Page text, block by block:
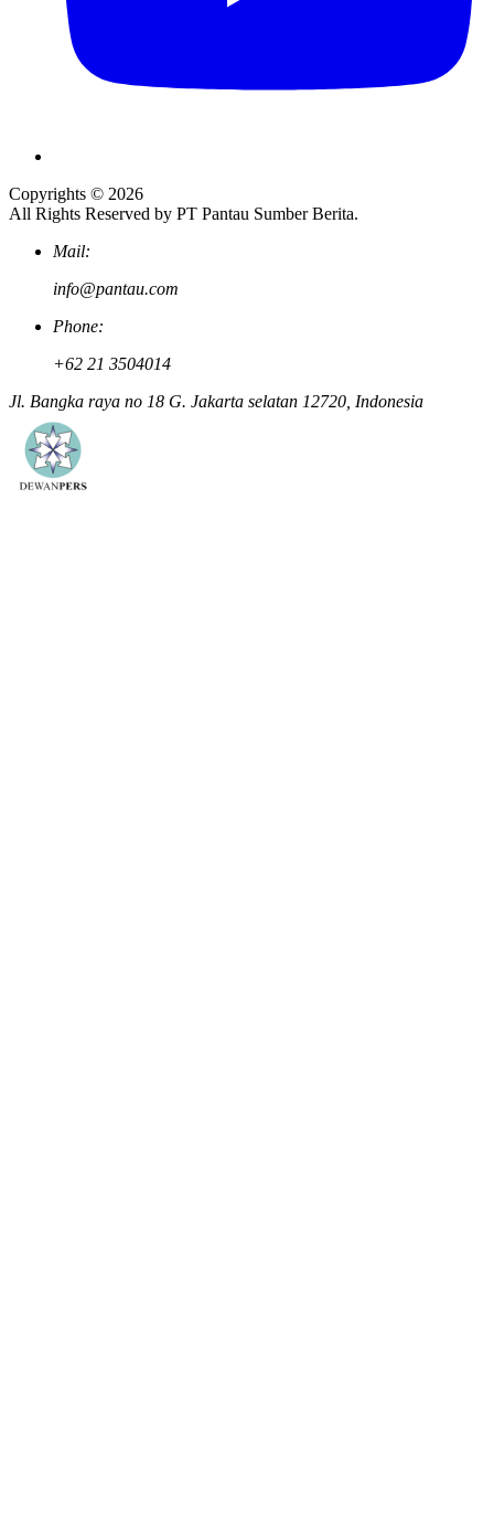
Copyrights © 2026
All Rights Reserved by PT Pantau Sumber Berita.
Mail:
info@pantau.com
Phone:
+62 21 3504014
Jl. Bangka raya no 18 G. Jakarta selatan 12720, Indonesia